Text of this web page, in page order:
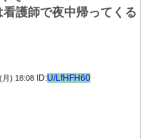
護師で夜中帰ってくる
月) 18:08 ID:U/LfHFH60